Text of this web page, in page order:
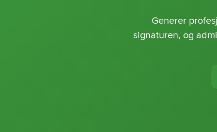
Generer
signaturen, og